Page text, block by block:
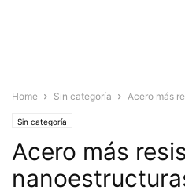
Home Sin categoría Acero más
Sin categoría
Acero más